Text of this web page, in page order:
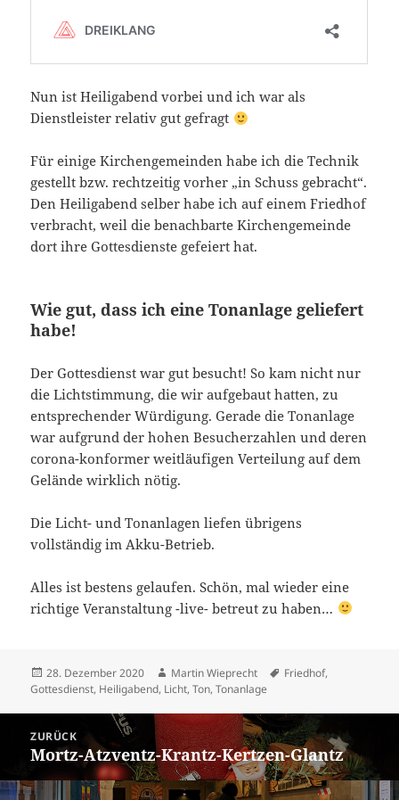
Nun ist Heiligabend vorbei und ich war als
Dienstleister relativ gut gefragt
Für einige Kirchengemeinden habe ich die Technik
gestellt bzw. rechtzeitig vorher „in Schuss gebracht“.
Den Heiligabend selber habe ich auf einem Friedhof
verbracht, weil die benachbarte Kirchengemeinde
dort ihre Gottesdienste gefeiert hat.
Wie gut, dass ich eine Tonanlage geliefert
habe!
Der Gottesdienst war gut besucht! So kam nicht nur
die Lichtstimmung, die wir aufgebaut hatten, zu
entsprechender Würdigung. Gerade die Tonanlage
war aufgrund der hohen Besucherzahlen und deren
corona-konformer weitläufigen Verteilung auf dem
Gelände wirklich nötig.
Die Licht- und Tonanlagen liefen übrigens
vollständig im Akku-Betrieb.
Alles ist bestens gelaufen. Schön, mal wieder eine
richtige Veranstaltung -live- betreut zu haben…
Veröffentlicht
am
28. Dezember 2020 Autor
Martin Wieprecht Schlagwörter
Friedhof,
Gottesdienst, Heiligabend, Licht,Ton,Tonanlage
Beitragsnavigation
ZURÜCK
Vorheriger
Beitrag:
Mortz-Atzventz-Krantz-Kertzen-Glantz